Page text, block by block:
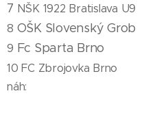
7 NŠK 1922 Bratislava U9
8 OŠK Slovenský Grob
9 Fc Sparta Brno 🇨🇿
10 FC Zbrojovka Brno 🇨🇿
náh: